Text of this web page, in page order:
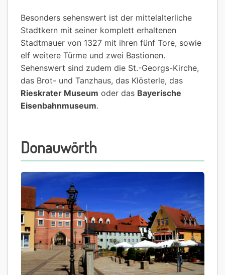
Besonders sehenswert ist der mittelalterliche
Stadtkern mit seiner komplett erhaltenen
Stadtmauer von 1327 mit ihren fünf Tore, sowie
elf weitere Türme und zwei Bastionen.
Sehenswert sind zudem die St.-Georgs-Kirche,
das Brot- und Tanzhaus, das Klösterle, das
Rieskrater Museum oder das Bayerische
Eisenbahnmuseum.
Donauwörth